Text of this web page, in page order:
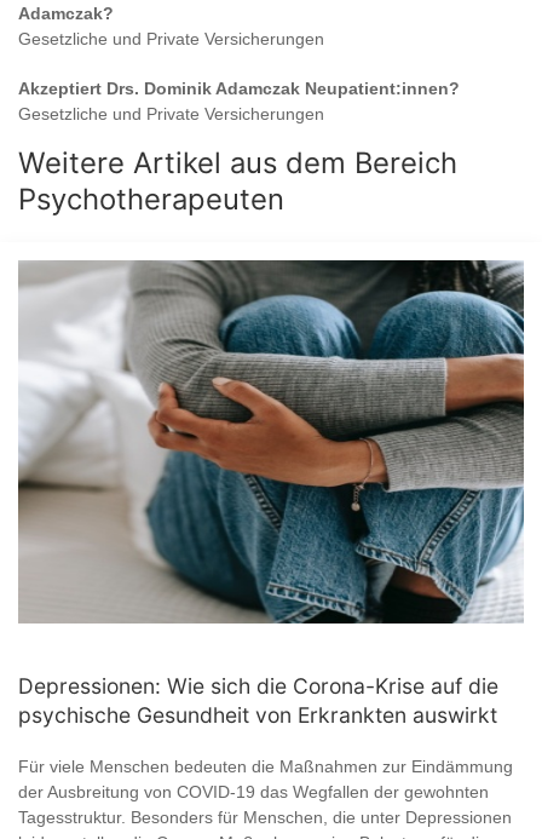
Adamczak?
Gesetzliche und Private Versicherungen
Akzeptiert Drs. Dominik Adamczak Neupatient:innen?
Gesetzliche und Private Versicherungen
Weitere Artikel aus dem Bereich
Psychotherapeuten
Depressionen: Wie sich die Corona-Krise auf die
psychische Gesundheit von Erkrankten auswirkt
Für viele Menschen bedeuten die Maßnahmen zur Eindämmung
der Ausbreitung von COVID-19 das Wegfallen der gewohnten
Tagesstruktur. Besonders für Menschen, die unter Depressionen